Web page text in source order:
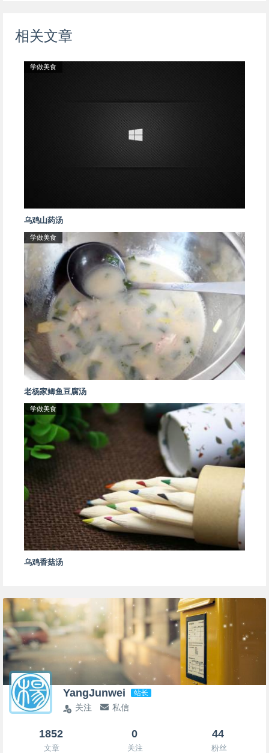
相关文章
学做美食
乌鸡山药汤
学做美食
老杨家鲫鱼豆腐汤
学做美食
乌鸡香菇汤
YangJunwei 站长
关注 私信
1852
文章
0
关注
44
粉丝